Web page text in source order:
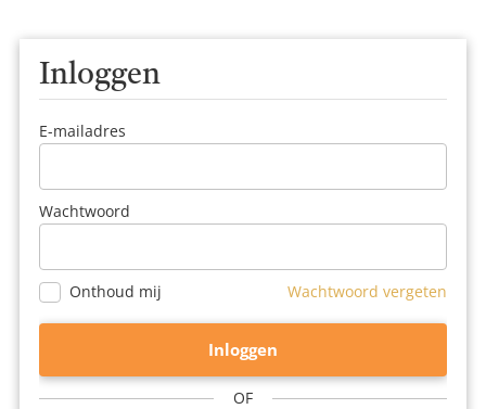
Inloggen
E-mailadres
Wachtwoord
Onthoud mij Wachtwoord vergeten
OF